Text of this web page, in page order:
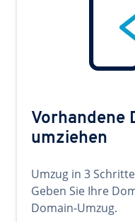
Vorhandene
umziehen
Umzug in 3
Geben Sie Ihre
Domain-Umzug.